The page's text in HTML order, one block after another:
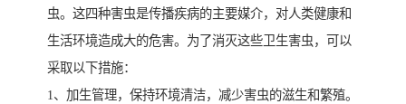
虫。这四种害虫是传播疾病的主要媒介，对人类健康和
生活环境造成大的危害。为了消灭这些卫生害虫，可以
采取以下措施：
1、加生管理，保持环境清洁，减少害虫的滋生和繁殖。